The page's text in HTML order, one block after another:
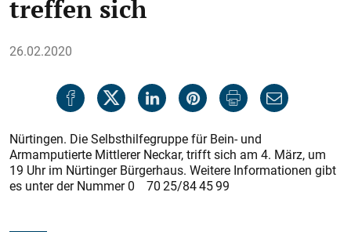
treffen sich
26.02.2020
Nürtingen. Die Selbsthilfegruppe für Bein- und
Armamputierte Mittlerer Neckar, trifft sich am 4. März, um
19 Uhr im Nürtinger Bürgerhaus. Weitere Informationen gibt
es unter der Nummer 0 70 25/84 45 99